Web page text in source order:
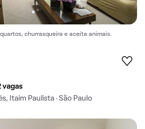
churrasqueira e aceita animais.
vagas
Itaim Paulista · São Paulo